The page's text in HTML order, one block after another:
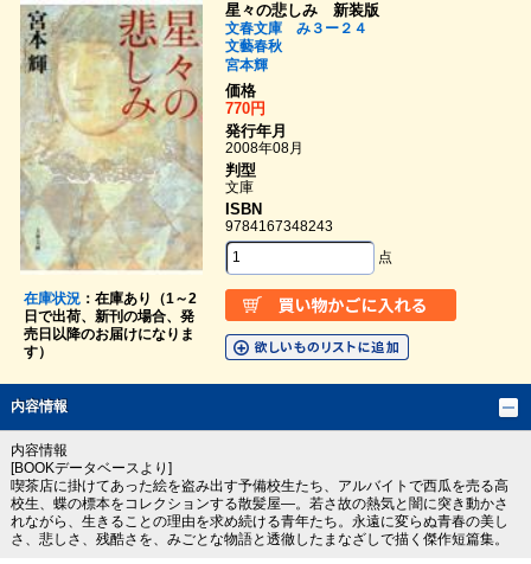
在庫状況：在庫あり（1～2
日で出荷、新刊の場合、発
売日以降のお届けになりま
す）
星々の悲しみ 新装版
文春文庫 み３ー２４
文藝春秋
宮本輝
価格
770円
発行年月
2008年08月
判型
文庫
ISBN
9784167348243
点
内容情報
内容情報
[BOOKデータベースより]
喫茶店に掛けてあった絵を盗み出す予備校生たち、アルバイトで西瓜を売る高
校生、蝶の標本をコレクションする散髪屋―。若さ故の熱気と闇に突き動かさ
れながら、生きることの理由を求め続ける青年たち。永遠に変らぬ青春の美し
さ、悲しさ、残酷さを、みごとな物語と透徹したまなざしで描く傑作短篇集。